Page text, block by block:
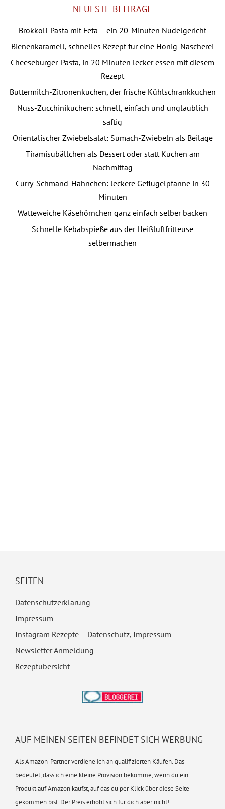
NEUESTE BEITRÄGE
Brokkoli-Pasta mit Feta – ein 20-Minuten Nudelgericht
Bienenkaramell, schnelles Rezept für eine Honig-Nascherei
Cheeseburger-Pasta, in 20 Minuten lecker essen mit diesem
Rezept
Buttermilch-Zitronenkuchen, der frische Kühlschrankkuchen
Nuss-Zucchinikuchen: schnell, einfach und unglaublich
saftig
Orientalischer Zwiebelsalat: Sumach-Zwiebeln als Beilage
Tiramisubällchen als Dessert oder statt Kuchen am
Nachmittag
Curry-Schmand-Hähnchen: leckere Geflügelpfanne in 30
Minuten
Watteweiche Käsehörnchen ganz einfach selber backen
Schnelle Kebabspieße aus der Heißluftfritteuse
selbermachen
SEITEN
Datenschutzerklärung
Impressum
Instagram Rezepte – Datenschutz, Impressum
Newsletter Anmeldung
Rezeptübersicht
AUF MEINEN SEITEN BEFINDET SICH WERBUNG
Als Amazon-Partner verdiene ich an qualifizierten Käufen. Das
bedeutet, dass ich eine kleine Provision bekomme, wenn du ein
Produkt auf Amazon kaufst, auf das du per Klick über diese Seite
gekommen bist. Der Preis erhöht sich für dich aber nicht!